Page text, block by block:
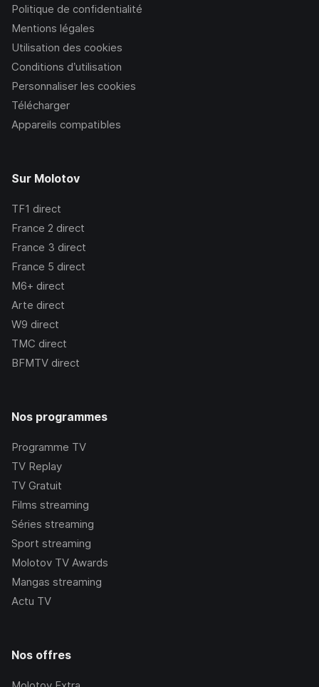
Politique de confidentialité
Mentions légales
Utilisation des cookies
Conditions d’utilisation
Personnaliser les cookies
Télécharger
Appareils compatibles
Sur Molotov
TF1 direct
France 2 direct
France 3 direct
France 5 direct
M6+ direct
Arte direct
W9 direct
TMC direct
BFMTV direct
Nos programmes
Programme TV
TV Replay
TV Gratuit
Films streaming
Séries streaming
Sport streaming
Molotov TV Awards
Mangas streaming
Actu TV
Nos offres